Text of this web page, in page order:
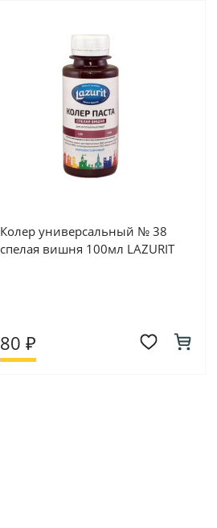
Колер универсальный № 38
спелая вишня 100мл LAZURIT
80 ₽